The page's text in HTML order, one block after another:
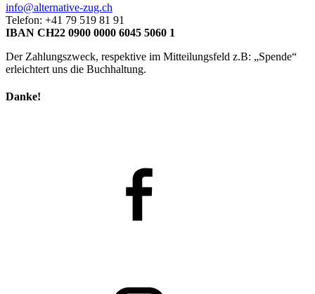
info@alternative-zug.ch
Telefon: +41 79 519 81 91
IBAN CH22 0900 0000 6045 5060 1
Der Zahlungszweck, respektive im Mitteilungsfeld z.B: „Spende“
erleichtert uns die Buchhaltung.
Danke!